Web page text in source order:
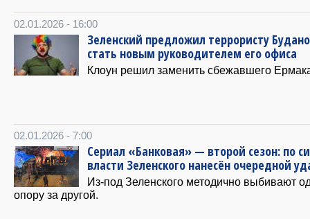
02.01.2026 - 16:00
Зеленский предложил террористу
стать новым руководителем его офиса
Клоун решил заменить сбежавшего
02.01.2026 - 7:00
Сериал «Банковая» — второй сезон: по
власти Зеленского нанесён очередной
Из-под Зеленского методично выбивают
опору за другой.